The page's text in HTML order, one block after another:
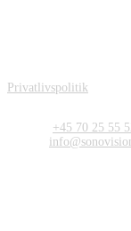
Privatlivspolitik
+45 70 25 55